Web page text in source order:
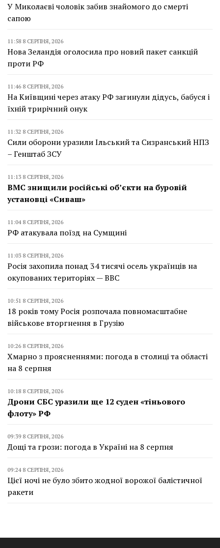
У Миколаєві чоловік забив знайомого до смерті
сапою
11:58 8 СЕРПНЯ, 2026
Нова Зеландія оголосила про новий пакет санкцій
проти РФ
11:46 8 СЕРПНЯ, 2026
На Київщині через атаку РФ загинули дідусь, бабуся і
їхній трирічний онук
11:32 8 СЕРПНЯ, 2026
Сили оборони уразили Ільський та Сизранський НПЗ
– Генштаб ЗСУ
11:13 8 СЕРПНЯ, 2026
ВМС знищили російські об’єкти на буровій
установці «Сиваш»
11:04 8 СЕРПНЯ, 2026
РФ атакувала поїзд на Сумщині
11:03 8 СЕРПНЯ, 2026
Росія захопила понад 34 тисячі осель українців на
окупованих територіях — BBC
10:51 8 СЕРПНЯ, 2026
18 років тому Росія розпочала повномасштабне
військове вторгнення в Грузію
10:26 8 СЕРПНЯ, 2026
Хмарно з проясненнями: погода в столиці та області
на 8 серпня
10:18 8 СЕРПНЯ, 2026
Дрони СБС уразили ще 12 суден «тіньового
флоту» РФ
09:39 8 СЕРПНЯ, 2026
Дощі та грози: погода в Україні на 8 серпня
09:24 8 СЕРПНЯ, 2026
Цієї ночі не було збито жодної ворожої балістичної
ракети